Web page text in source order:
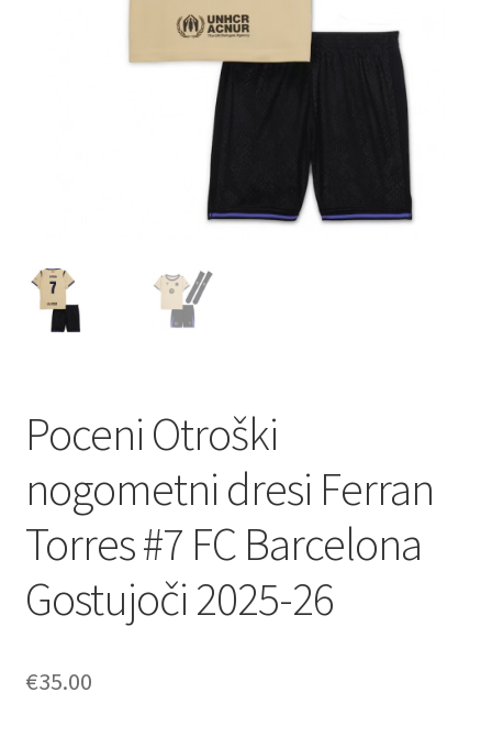
Poceni Otroški
nogometni dresi Ferran
Torres #7 FC Barcelona
Gostujoči 2025-26
€35.00